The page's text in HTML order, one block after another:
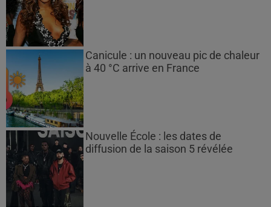
Canicule : un nouveau pic de chaleur
à 40 °C arrive en France
Nouvelle École : les dates de
diffusion de la saison 5 révélée